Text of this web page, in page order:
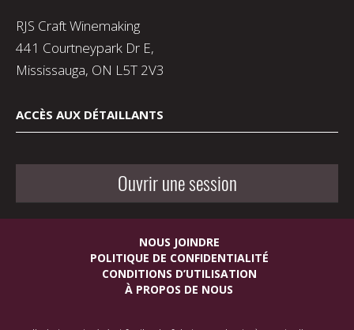
RJS Craft Winemaking
441 Courtneypark Dr E,
Mississauga, ON L5T 2V3
ACCÈS AUX DÉTAILLANTS
Ouvrir une session
NOUS JOINDRE
POLITIQUE DE CONFIDENTIALITÉ
CONDITIONS D’UTILISATION
À PROPOS DE NOUS